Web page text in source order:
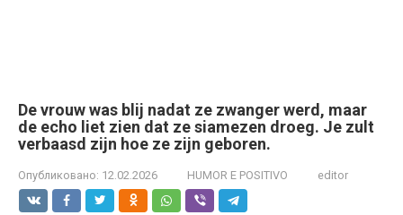
De vrouw was blij nadat ze zwanger werd, maar
de echo liet zien dat ze siamezen droeg. Je zult
verbaasd zijn hoe ze zijn geboren.
Опубликовано: 12.02.2026 HUMOR E POSITIVO editor